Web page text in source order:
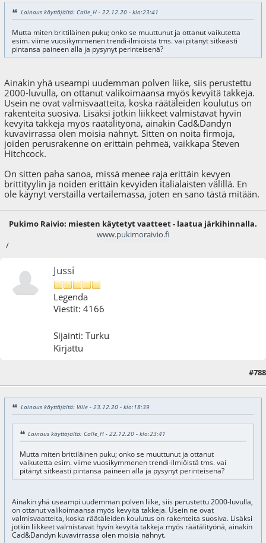
Lainaus käyttäjältä: Calle_H - 22.12.20 - klo:23:41
Mutta miten brittiläinen puku; onko se muuttunut ja ottanut vaikutetta
esim. viime vuosikymmenen trendi-ilmiöistä tms. vai pitänyt sitkeästi
pintansa paineen alla ja pysynyt perinteisenä?
Ainakin yhä useampi uudemman polven liike, siis perustettu
2000-luvulla, on ottanut valikoimaansa myös kevyitä takkeja.
Usein ne ovat valmisvaatteita, koska räätäleiden koulutus on
rakenteita suosiva. Lisäksi jotkin liikkeet valmistavat hyvin
kevyitä takkeja myös räätälityönä, ainakin Cad&Dandyn
kuvavirrassa olen moisia nähnyt. Sitten on noita firmoja,
joiden perusrakenne on erittäin pehmeä, vaikkapa Steven
Hitchcock.
On sitten paha sanoa, missä menee raja erittäin kevyen
brittityylin ja noiden erittäin kevyiden italialaisten välillä. En
ole käynyt verstailla vertailemassa, joten en sano tästä mitään.
Pukimo Raivio: miesten käytetyt vaatteet - laatua järkihinnalla.
www.pukimoraivio.fi
/
Jussi
Legenda
Viestit: 4166
Sijainti: Turku
Kirjattu
#788
Lainaus käyttäjältä: Ville - 23.12.20 - klo:18:39
Lainaus käyttäjältä: Calle_H - 22.12.20 - klo:23:41
Mutta miten brittiläinen puku; onko se muuttunut ja ottanut
vaikutetta esim. viime vuosikymmenen trendi-ilmiöistä tms. vai
pitänyt sitkeästi pintansa paineen alla ja pysynyt perinteisenä?
Ainakin yhä useampi uudemman polven liike, siis perustettu 2000-luvulla,
on ottanut valikoimaansa myös kevyitä takkeja. Usein ne ovat
valmisvaatteita, koska räätäleiden koulutus on rakenteita suosiva. Lisäksi
jotkin liikkeet valmistavat hyvin kevyitä takkeja myös räätälityönä, ainakin
Cad&Dandyn kuvavirrassa olen moisia nähnyt.